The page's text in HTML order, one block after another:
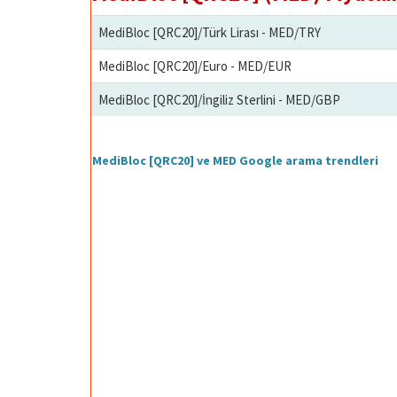
MediBloc [QRC20]/Türk Lirası - MED/TRY
MediBloc [QRC20]/Euro - MED/EUR
MediBloc [QRC20]/İngiliz Sterlini - MED/GBP
MediBloc [QRC20] ve MED Google arama trendleri